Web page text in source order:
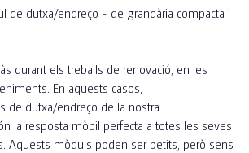
de dutxa/endreço - de grandària compacta i
durant els treballs de renovació, en les
En aquests casos,
de dutxa/endreço de la nostra
la resposta mòbil perfecta a totes les seves
Aquests mòduls poden ser petits, però sens